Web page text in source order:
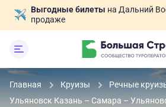
Выгодные билеты на Дальний
продаже
Главная Круизы
Речные
Ульяновск Казань – Самара –